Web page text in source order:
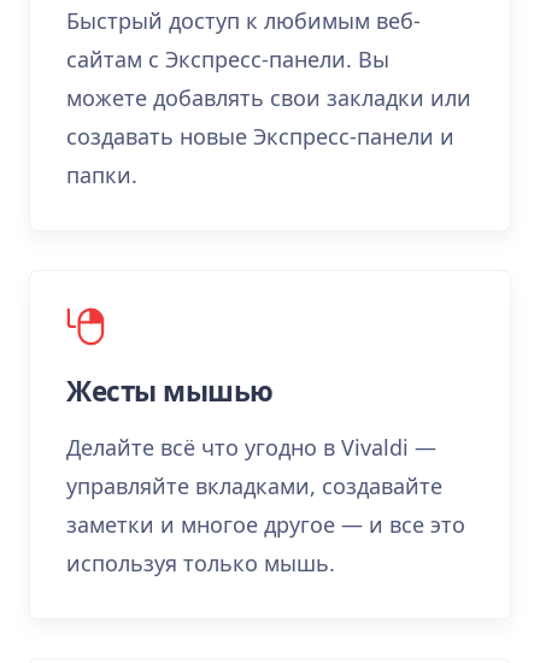
Быстрый доступ к любимым веб-
сайтам с Экспресс-панели. Вы
можете добавлять свои закладки или
создавать новые Экспресс-панели и
папки.
Жесты мышью
Делайте всё что угодно в Vivaldi —
управляйте вкладками, создавайте
заметки и многое другое — и все это
используя только мышь.